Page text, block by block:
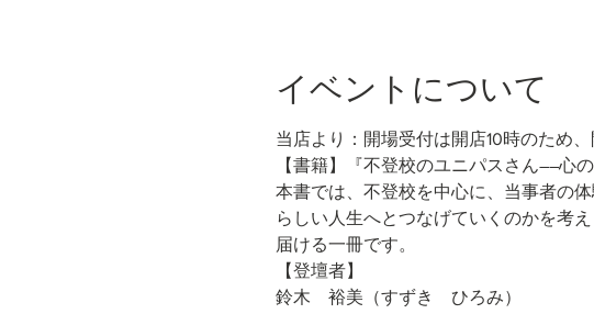
イベントについて
当店より：開場受付は開店10時のため
【書籍】『不登校のユニパスさん――心
本書では、不登校を中心に、当事者の
らしい人生へとつなげていくのかを考
届ける一冊です。
【登壇者】
鈴木　裕美（すずき　ひろみ）